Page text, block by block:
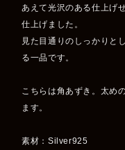
あえて光沢のある仕上げ
仕上げました。
見た目通りのしっかりと
る一品です。
こちらは角あずき。太め
ます。
素材：Silver925